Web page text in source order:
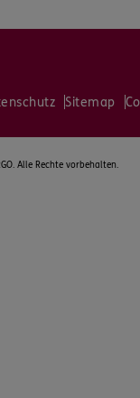
Sitemap
Alle Rechte vorbehalten.